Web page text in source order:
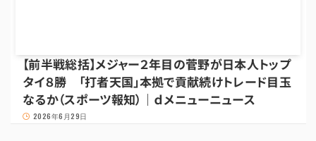
【前半戦総括】メジャー２年目の菅野が日本人トップ
タイ８勝 「打者天国」本拠で貢献続けトレード目玉
なるか（スポーツ報知）｜ｄメニューニュース
2026年6月29日